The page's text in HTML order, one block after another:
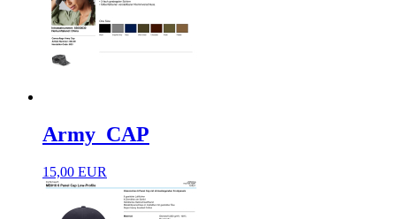
Army_CAP
15,00 EUR